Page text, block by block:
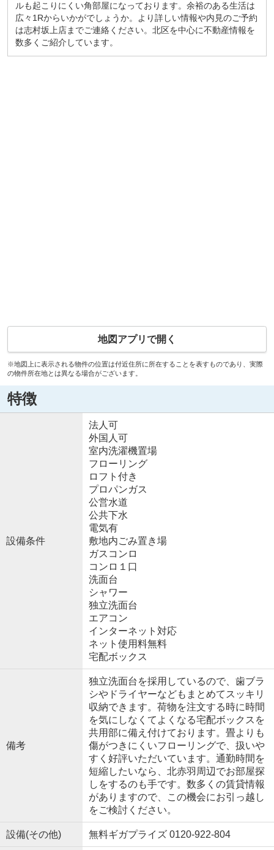
ルも起こりにくい角部屋になっております。余裕のある生活は
広々1Rからいかがでしょうか。より詳しい情報や内見のご予約
は志村坂上店までご連絡ください。北区を中心に不動産情報を
数多くご紹介しています。
地図アプリで開く
※地図上に表示される物件の位置は付近住所に所在することを表すものであり、実際
の物件所在地とは異なる場合がございます。
特徴
設備条件
法人可
外国人可
室内洗濯機置場
フローリング
ロフト付き
プロパンガス
公営水道
公共下水
電気有
敷地内ごみ置き場
ガスコンロ
コンロ１口
洗面台
シャワー
独立洗面台
エアコン
インターネット対応
ネット使用料無料
宅配ボックス
備考
独立洗面台を採用しているので、歯ブラ
シやドライヤーなどもまとめてスッキリ
収納できます。荷物を注文する時に時間
を気にしなくてよくなる宅配ボックスを
共用部に備え付けております。畳よりも
傷がつきにくいフローリングで、扱いや
すく好評いただいています。通勤時間を
短縮したいなら、北赤羽周辺でお部屋探
しをするのも手です。数多くの賃貸情報
がありますので、この機会にお引っ越し
をご検討ください。
設備(その他) 無料ギガプライズ 0120-922-804